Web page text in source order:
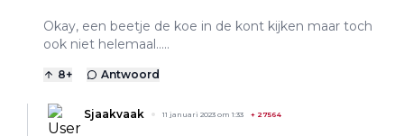
Okay, een beetje de koe in de kont kijken maar toch
ook niet helemaal.....
8+ Antwoord
Sjaakvaak 11 januari 2023 om 1:33 + 27564